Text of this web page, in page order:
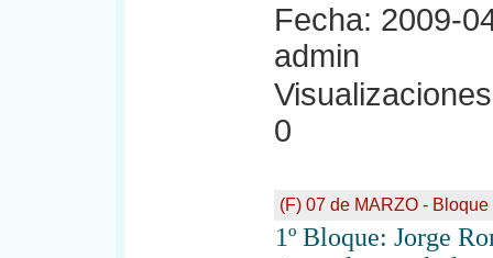
Fecha: 2009-
admin
0
(F) 07 de MARZO - Bloque
1º Bloque: Jorge